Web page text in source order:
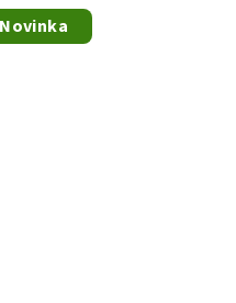
Novinka